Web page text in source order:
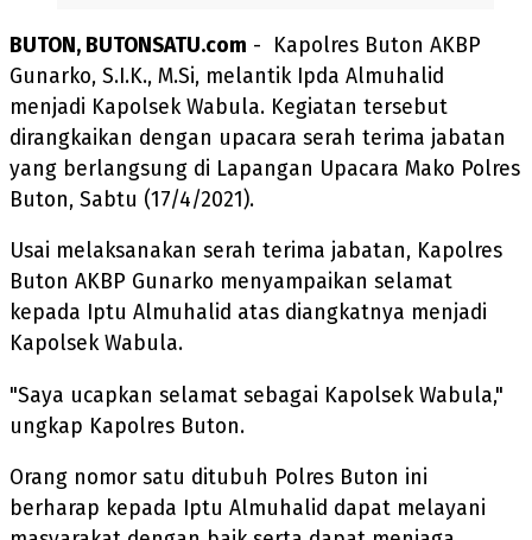
BUTON, BUTONSATU.com - Kapolres Buton AKBP
Gunarko, S.I.K., M.Si, melantik Ipda Almuhalid
menjadi Kapolsek Wabula. Kegiatan tersebut
dirangkaikan dengan upacara serah terima jabatan
yang berlangsung di Lapangan Upacara Mako Polres
Buton, Sabtu (17/4/2021).
Usai melaksanakan serah terima jabatan, Kapolres
Buton AKBP Gunarko menyampaikan selamat
kepada Iptu Almuhalid atas diangkatnya menjadi
Kapolsek Wabula.
"Saya ucapkan selamat sebagai Kapolsek Wabula,"
ungkap Kapolres Buton.
Orang nomor satu ditubuh Polres Buton ini
berharap kepada Iptu Almuhalid dapat melayani